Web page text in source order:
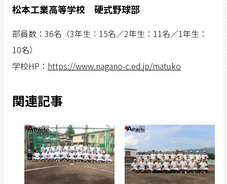
松本工業高等学校 硬式野球部
部員数：36名（3年生：15名／2年生：11名／1年生：
10名）
学校HP： https://www.nagano-c.ed.jp/matuko
関連記事